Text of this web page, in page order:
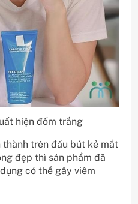
hiện đốm trắng
trên đầu bút kẻ mắt
đẹp thì sản phẩm đã
có thể gây viêm